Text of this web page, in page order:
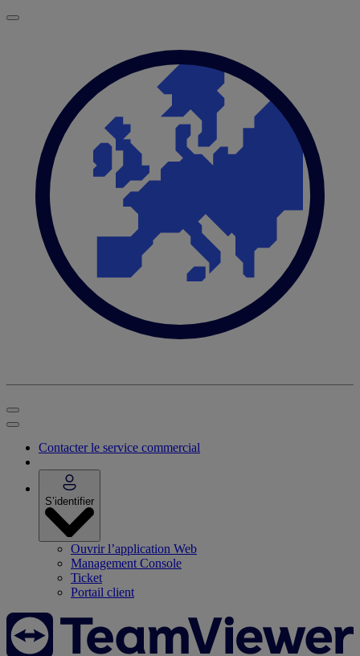
Contacter le service commercial
S’identifier
Ouvrir l’application Web
Management Console
Ticket
Portail client